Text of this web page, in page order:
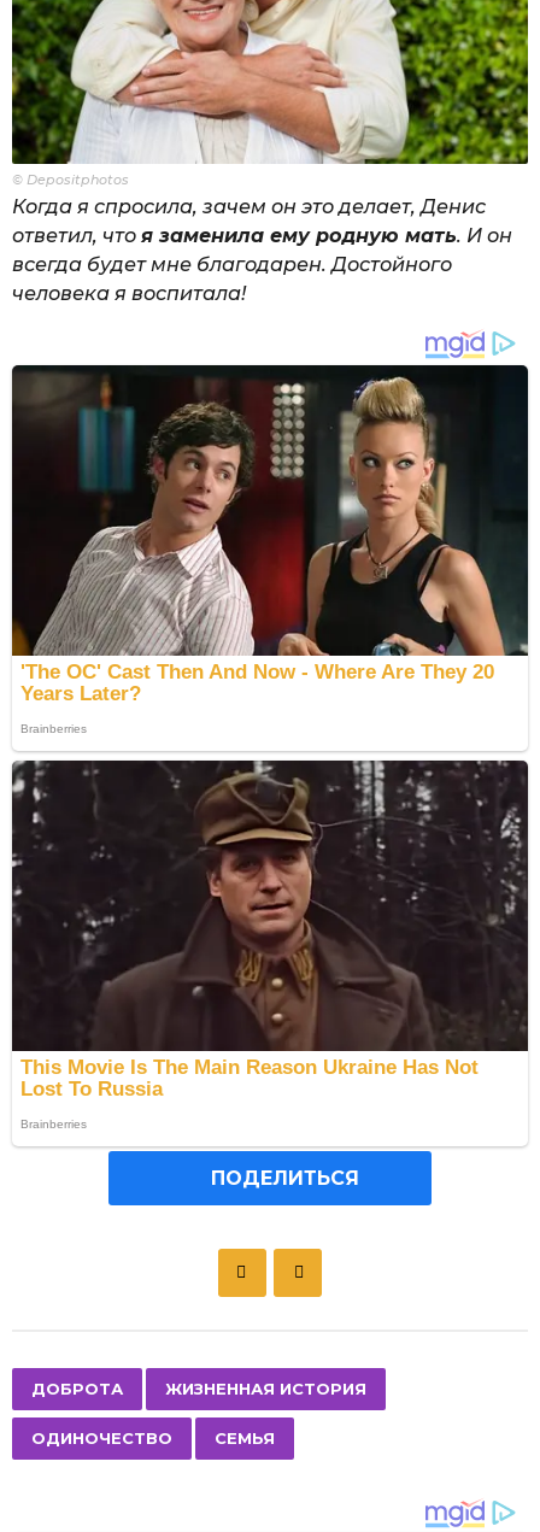
© Depositphotos
Когда я спросила, зачем он это делает, Денис
ответил, что я заменила ему родную мать. И он
всегда будет мне благодарен. Достойного
человека я воспитала!
ПОДЕЛИТЬСЯ
a
g
ДОБРОТА ЖИЗНЕННАЯ ИСТОРИЯ
ОДИНОЧЕСТВО СЕМЬЯ